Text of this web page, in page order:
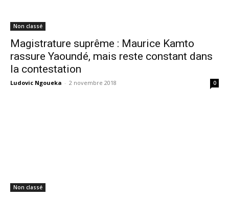
Non classé
Magistrature suprême : Maurice Kamto
rassure Yaoundé, mais reste constant dans
la contestation
Ludovic Ngoueka - 2 novembre 2018 0
Non classé